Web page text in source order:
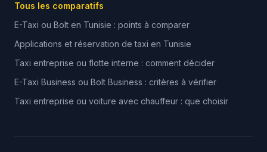
Tous les comparatifs
E-Taxi ou Bolt en Tunisie : points à comparer
Applications et réservation de taxi en Tunisie
Taxi entreprise ou flotte interne : comment décider
E-Taxi Business ou Bolt Business : critères à vérifier
Taxi entreprise ou voiture avec chauffeur : que choisir